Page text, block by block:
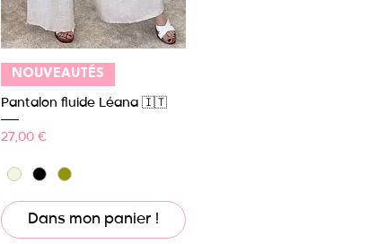
Aperçu rapide
NOUVEAUTÉS
Pantalon fluide Léana 🇮🇹
Prix
27,00 €
Dans mon panier !